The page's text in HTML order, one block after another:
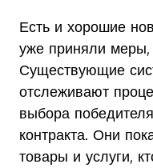
Есть и хорошие
уже приняли меры,
Существующие
отслеживают
выбора
контракта. Они
товары и услуги,